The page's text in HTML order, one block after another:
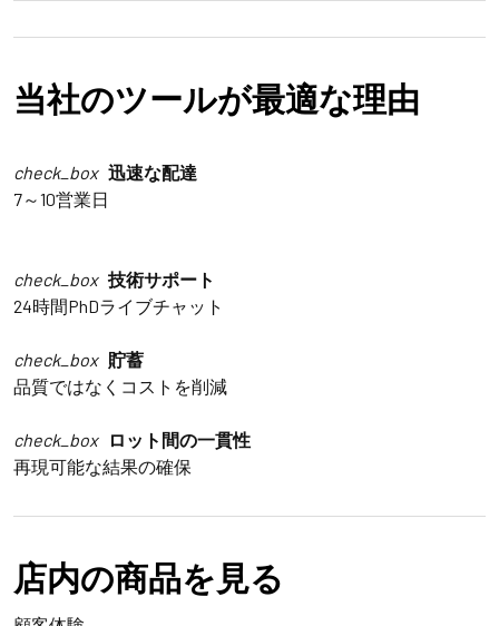
当社のツールが最適な理由
check_box 迅速な配達
7～10営業日
check_box 技術サポート
24時間PhDライブチャット
check_box 貯蓄
品質ではなくコストを削減
check_box
ロット間の一貫性
再現可能な結果の確保
店内の商品を見る